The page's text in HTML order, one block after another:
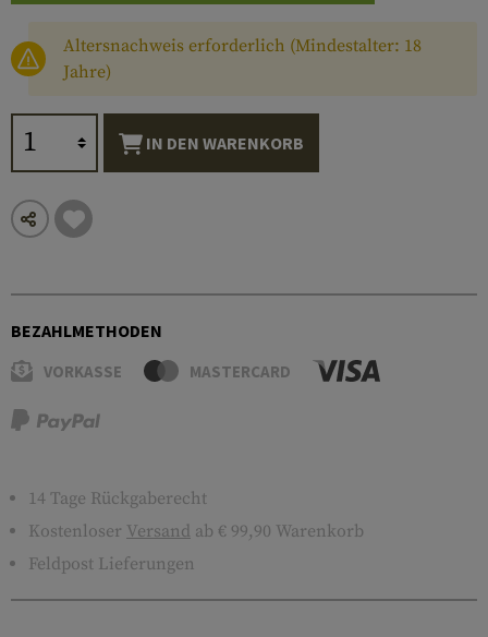
Altersnachweis erforderlich (Mindestalter: 18
Jahre)
IN DEN WARENKORB
BEZAHLMETHODEN
VORKASSE MASTERCARD
14 Tage Rückgaberecht
Kostenloser Versand ab € 99,90 Warenkorb
Feldpost Lieferungen